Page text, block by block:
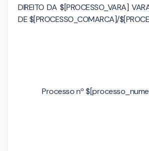
DIREITO DA $[PROCESSO_VARA]
DE $[PROCESSO_COMARCA]/
Processo nº